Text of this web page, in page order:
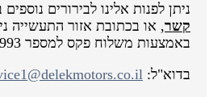
ניתן לפנות אלינו לבירורים נוספים
קשר
באמצעות משלוח פקס למספר 08-9139993,
בדוא"ל: